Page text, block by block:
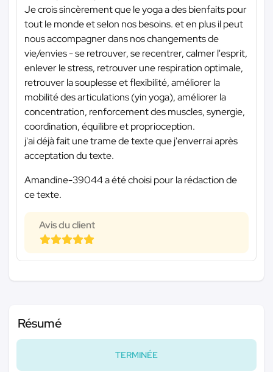
Je crois sincèrement que le yoga a des bienfaits pour
tout le monde et selon nos besoins. et en plus il peut
nous accompagner dans nos changements de
vie/envies - se retrouver, se recentrer, calmer l'esprit,
enlever le stress, retrouver une respiration optimale,
retrouver la souplesse et flexibilité, améliorer la
mobilité des articulations (yin yoga), améliorer la
concentration, renforcement des muscles, synergie,
coordination, équilibre et proprioception.
j'ai déjà fait une trame de texte que j'enverrai après
acceptation du texte.
Amandine-39044 a été choisi pour la rédaction de
ce texte.
Avis du client
Résumé
TERMINÉE